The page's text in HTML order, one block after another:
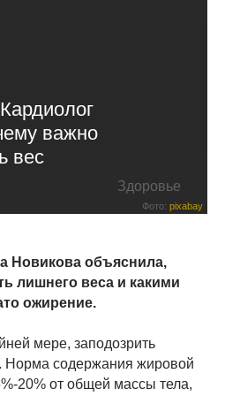
важно
вес
Здоровье
Фото: pixabay
Новикова объяснила,
лишнего веса и какими
ожирение.
мере, заподозрить
содержания жировой
20% от общей массы тела,